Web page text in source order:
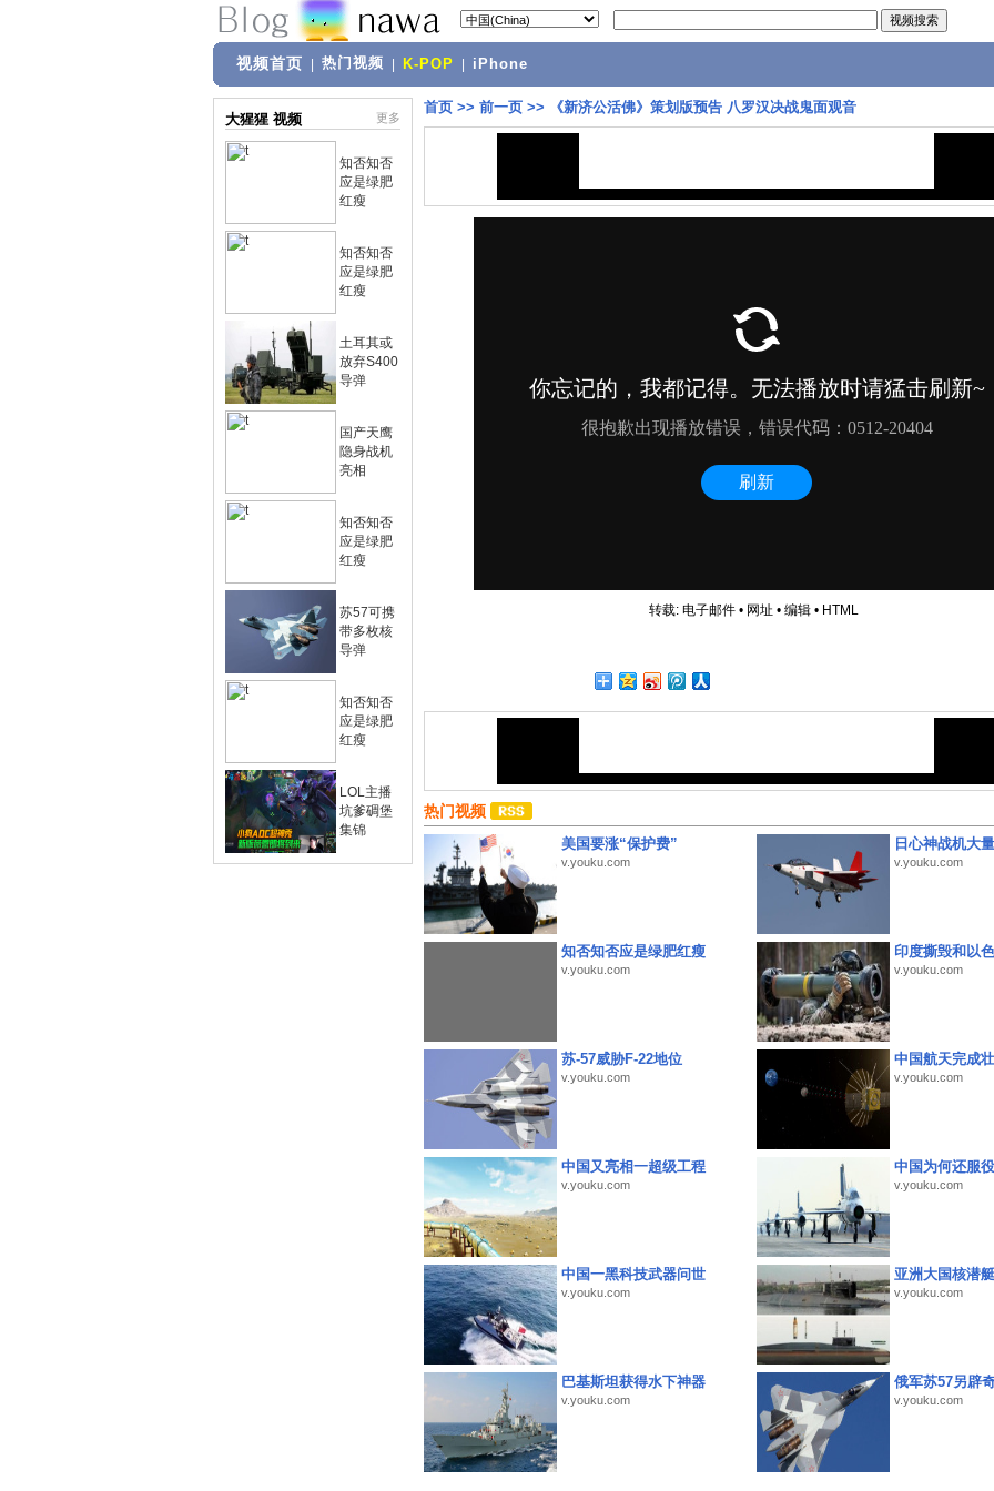
视频首页 热门视频 K-POP iPhone
大猩猩 视频 更多
知否知否
应是绿肥
红瘦
知否知否
应是绿肥
红瘦
土耳其或
放弃S400
导弹
国产天鹰
隐身战机
亮相
知否知否
应是绿肥
红瘦
苏57可携
带多枚核
导弹
知否知否
应是绿肥
红瘦
LOL主播
坑爹碉堡
集锦
首页 >> 前一页 >> 《新济公活佛》策划版预告 八罗汉决战鬼面观音
转载: 电子邮件• 网址 • 编辑• HTML
热门视频
美国要涨“保护费”
v.youku.com
日心神战机大
v.youku.com
知否知否应是绿肥红瘦
v.youku.com
印度撕毁和以
v.youku.com
苏-57威胁F-22地位
v.youku.com
中国航天完成
v.youku.com
中国又亮相一超级工程
v.youku.com
中国为何还服
v.youku.com
中国一黑科技武器问世
v.youku.com
亚洲大国核潜
v.youku.com
巴基斯坦获得水下神器
v.youku.com
俄军苏57另辟
v.youku.com